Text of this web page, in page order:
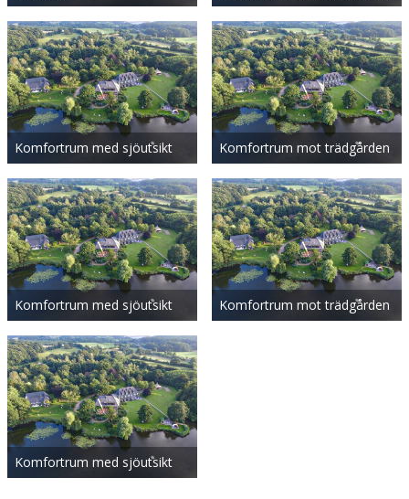
Komfortrum med sjöutsikt Komfortrum mot trädgården
Komfortrum med sjöutsikt Komfortrum mot trädgården
Komfortrum med sjöutsikt